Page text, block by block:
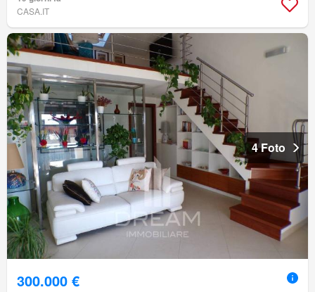
CASA.IT
4 Foto
300.000 €